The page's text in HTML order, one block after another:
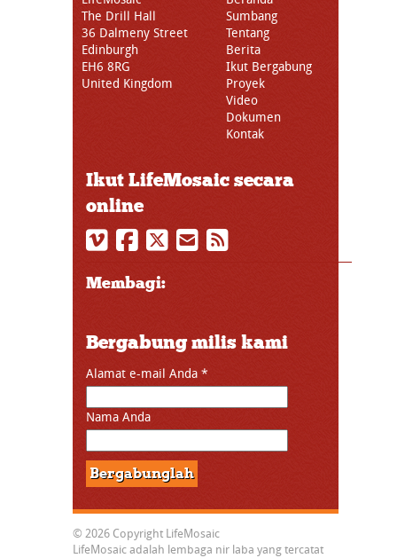
The Drill Hall
36 Dalmeny Street
Edinburgh
EH6 8RG
United Kingdom
Sumbang
Tentang
Berita
Ikut Bergabung
Proyek
Video
Dokumen
Kontak
Ikut LifeMosaic secara
online
Membagi:
Bergabung milis kami
Alamat e-mail Anda *
Nama Anda
© 2026 Copyright LifeMosaic
LifeMosaic adalah lembaga nir laba yang tercatat